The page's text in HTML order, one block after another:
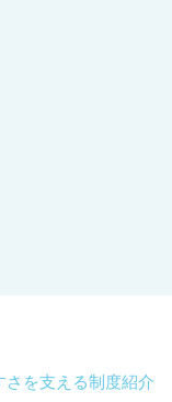
さを支える制度紹介